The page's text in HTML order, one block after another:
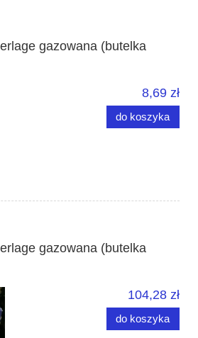
gazowana (butelka
8,69 zł
do koszyka
gazowana (butelka
104,28 zł
do koszyka